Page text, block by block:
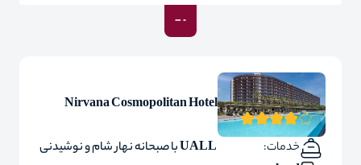
Nirvana Cosmopolitan Hotel
خدمات:
UALL با صبحانه نهار شام و نوشیدنی